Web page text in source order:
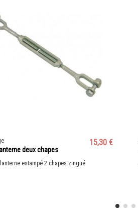
deux chapes
15,30 €
estampé 2 chapes zingué